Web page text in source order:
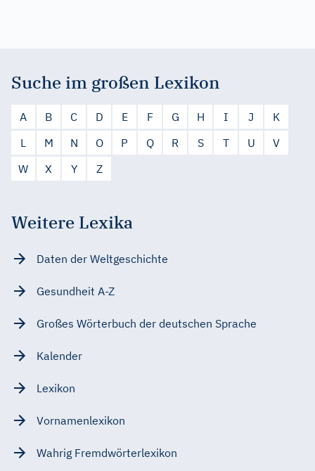
Suche im großen Lexikon
A B C D E F G H I J
K
L
M N O P Q R S T U
V
W
X Y Z
Weitere Lexika
Daten der Weltgeschichte
Gesundheit A-Z
Großes Wörterbuch der deutschen Sprache
Kalender
Lexikon
Vornamenlexikon
Wahrig Fremdwörterlexikon